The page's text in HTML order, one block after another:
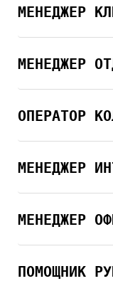
МЕНЕДЖЕР
МЕНЕДЖЕР
ОПЕРАТОР
МЕНЕДЖЕР
МЕНЕДЖЕР
ПОМОЩНИК